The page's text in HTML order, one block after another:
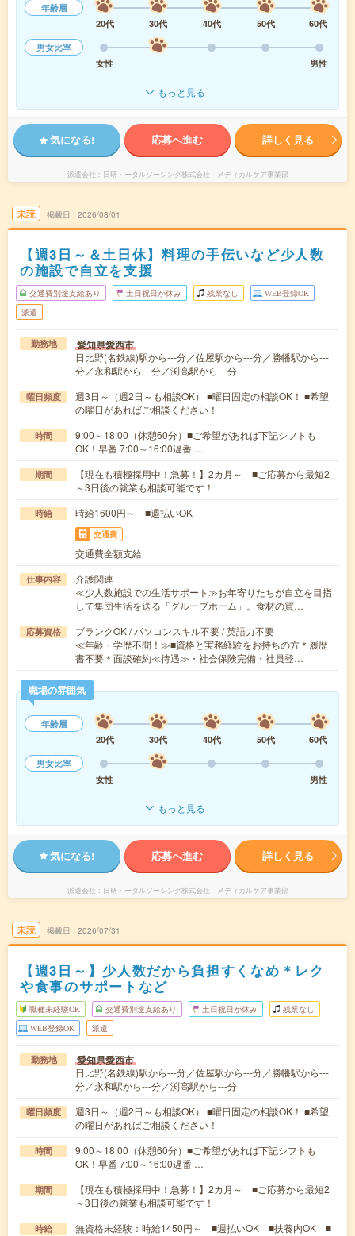
年齢層
20代
30代 40代 50代
60代
男女比率
女性
男性
もっと見る
気になる! 応募へ進む 詳しく見る
派遣会社 日研トータルソーシング株式会社 メディカルケア事業部
未読 掲載日 2026/08/01
【週3日～＆土日休】料理の手伝いなど少人数
の施設で自立を支援
交通費別途支給あり 土日祝日が休み 残業なし WEB登録OK
派遣
勤務地 愛知県愛西市
日比野(名鉄線)駅から---分／佐屋駅から---分／勝幡駅から---
分／永和駅から---分／渕高駅から---分
曜日頻度
週3日～（週2日～も相談OK） ■曜日固定の相談OK！ ■希望
の曜日があればご相談ください！
時間
9:00～18:00（休憩60分）■ご希望があれば下記シフトも
OK！早番 7:00～16:00遅番 …
期間
【現在も積極採用中！急募！】2カ月～ ■ご応募から最短2
～3日後の就業も相談可能です！
時給 時給1600円～ ■週払いOK
交通費
交通費全額支給
仕事内容
介護関連
≪少人数施設での生活サポート≫お年寄りたちが自立を目指
して集団生活を送る「グループホーム」。食材の買…
応募資格
ブランクOK / パソコンスキル不要 / 英語力不要
≪年齢・学歴不問！≫■資格と実務経験をお持ちの方＊履歴
書不要＊面談確約≪待遇≫・社会保険完備・社員登…
職場の雰囲気
年齢層
20代
30代 40代 50代
60代
男女比率
女性
男性
もっと見る
気になる! 応募へ進む 詳しく見る
派遣会社 日研トータルソーシング株式会社 メディカルケア事業部
未読 掲載日 2026/07/31
【週3日～】少人数だから負担すくなめ＊レク
や食事のサポートなど
職種未経験OK 交通費別途支給あり 土日祝日が休み 残業なし
WEB登録OK 派遣
勤務地 愛知県愛西市
日比野(名鉄線)駅から---分／佐屋駅から---分／勝幡駅から---
分／永和駅から---分／渕高駅から---分
曜日頻度
週3日～（週2日～も相談OK） ■曜日固定の相談OK！ ■希望
の曜日があればご相談ください！
時間
9:00～18:00（休憩60分）■ご希望があれば下記シフトも
OK！早番 7:00～16:00遅番 …
期間
【現在も積極採用中！急募！】2カ月～ ■ご応募から最短2
～3日後の就業も相談可能です！
時給
無資格未経験：時給1450円～ ■週払いOK ■扶養内OK ■